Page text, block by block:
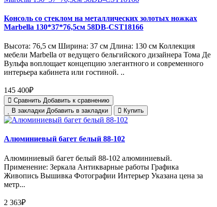
Консоль со стеклом на металлических золотых ножках
Marbella 130*37*76,5см 58DB-CST18166
Высота: 76,5 см Ширина: 37 см Длина: 130 см Коллекция
мебели Marbella от ведущего бельгийского дизайнера Тома Де
Вульфа воплощает концепцию элегантного и современного
интерьера кабинета или гостиной. ..
145 400₽
Сравнить Добавить к сравнению
В закладки Добавить в закладки Купить
Алюминиевый багет белый 88-102
Алюминиевый багет белый 88-102 алюминиевый.
Применение: Зеркала Антикварные работы Графика
Живопись Вышивка Фотографии Интерьер Указана цена за
метр...
2 363₽